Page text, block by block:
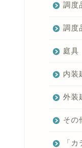
調度
調度
庭具
内装
外装
その
「